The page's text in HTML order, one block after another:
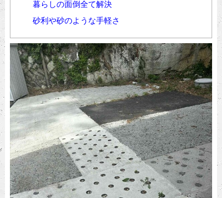
暮らしの面倒全て解決
砂利や砂のような手軽さ